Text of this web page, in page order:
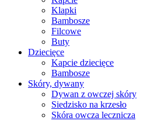
Klapki
Bambosze
Filcowe
Buty
Dziecięce
Kapcie dziecięce
Bambosze
Skóry, dywany
Dywan z owczej skóry
Siedzisko na krzesło
Skóra owcza lecznicza